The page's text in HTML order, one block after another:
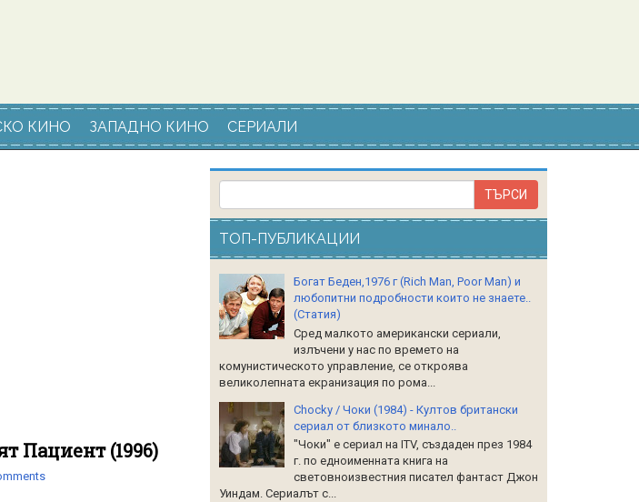
КИНО ЗАПАДНО КИНО СЕРИАЛИ
Пациент (1996)
ТОП-ПУБЛИКАЦИИ
Богат Беден,1976 г (Rich Man, Poor Man) и
любопитни подробности които не знаете..
(Статия)
Сред малкото американски сериали,
излъчени у нас по времето на
комунистическото управление, се откроява
великолепната екранизация по рома...
Chocky / Чоки (1984) - Култов британски
сериал от близкото минало..
"Чоки" е сериал на ITV, създаден през 1984
г. по едноименната книга на
световноизвестния писател фантаст Джон
Уиндам. Сериалът с...